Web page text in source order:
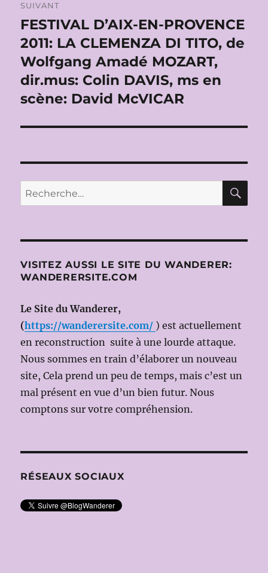
SUIVANT
Publication
suivante :
FESTIVAL D’AIX-EN-PROVENCE
2011: LA CLEMENZA DI TITO, de
Wolfgang Amadé MOZART,
dir.mus: Colin DAVIS, ms en
scène: David McVICAR
Recherche
pour :
VISITEZ AUSSI LE SITE DU WANDERER:
WANDERERSITE.COM
Le Site du Wanderer,
(https://wanderersite.com/ ) est actuellement
en reconstruction suite à une lourde attaque.
Nous sommes en train d’élaborer un nouveau
site, Cela prend un peu de temps, mais c’est un
mal présent en vue d’un bien futur. Nous
comptons sur votre compréhension.
RÉSEAUX SOCIAUX